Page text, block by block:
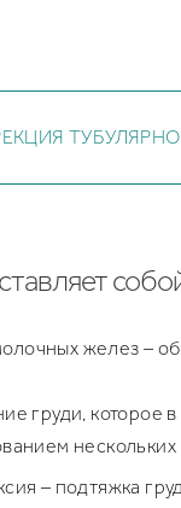
желез –
груди, которое
нескольких
– подтяжка